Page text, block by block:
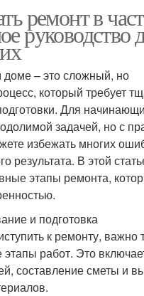
ремонт в
руководство
доме – это сложный, но
который требует
Для
задачей, но с
избежать многих
результата. В этой
этапы ремонта,
и подготовка
к ремонту, важно
этапы работ. Это
составление сметы и